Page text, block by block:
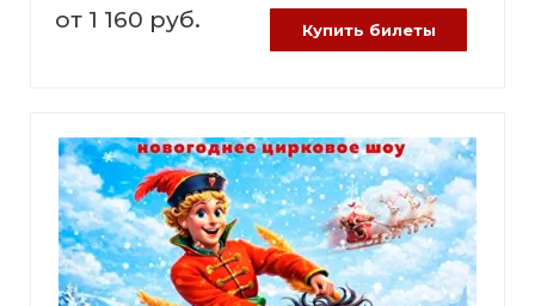
от 1 160 руб. Купить билеты